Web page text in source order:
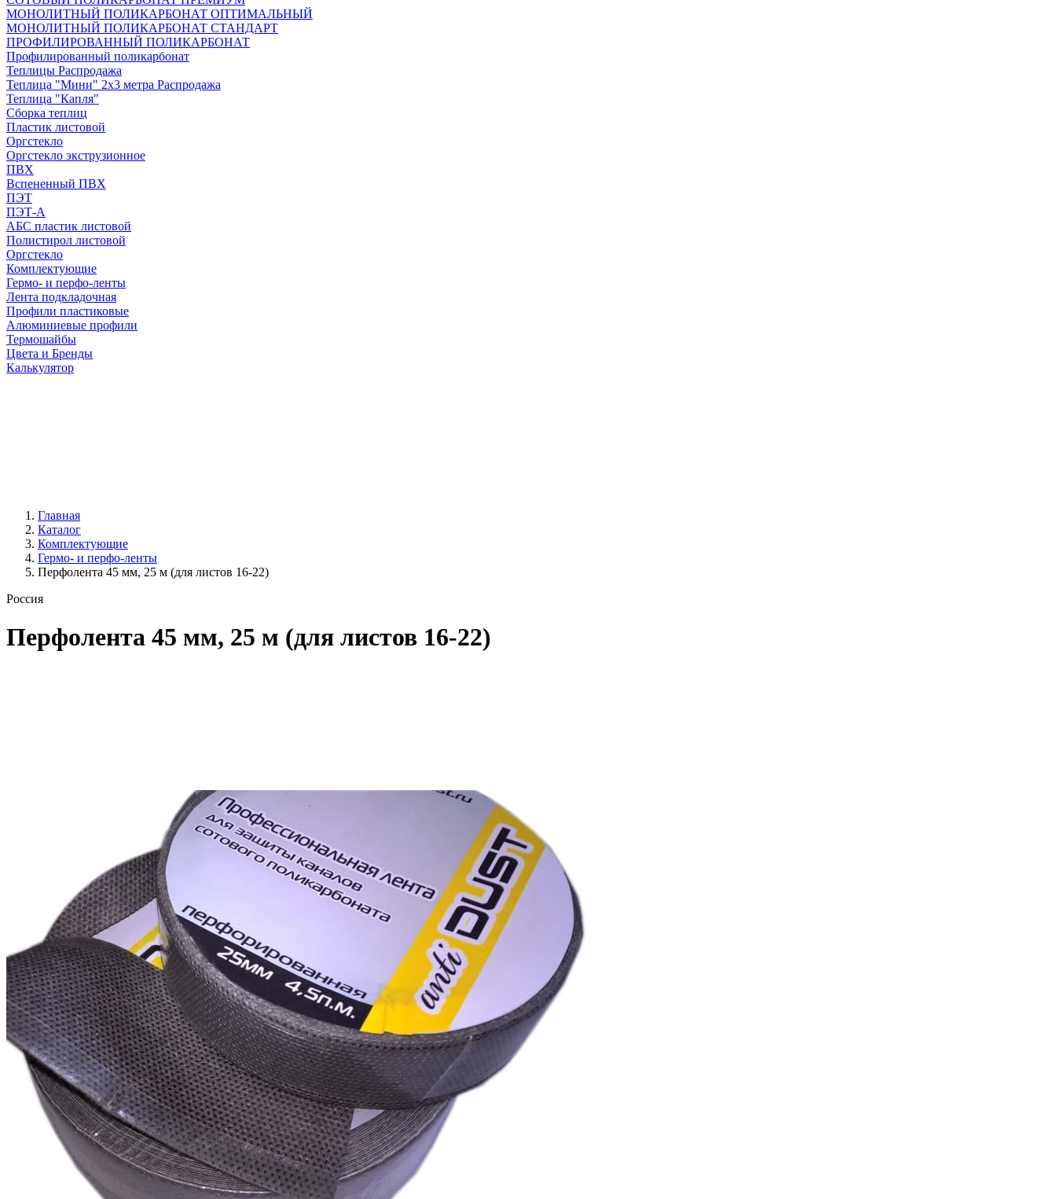
МОНОЛИТНЫЙ ПОЛИКАРБОНАТ ОПТИМАЛЬНЫЙ
МОНОЛИТНЫЙ ПОЛИКАРБОНАТ СТАНДАРТ
ПРОФИЛИРОВАННЫЙ ПОЛИКАРБОНАТ
Профилированный поликарбонат
Теплицы Распродажа
Теплица "Мини" 2х3 метра Распродажа
Теплица "Капля"
Сборка теплиц
Пластик листовой
Оргстекло
Оргстекло экструзионное
ПВХ
Вспененный ПВХ
ПЭТ
ПЭТ-А
АБС пластик листовой
Полистирол листовой
Оргстекло
Комплектующие
Гермо- и перфо-ленты
Лента подкладочная
Профили пластиковые
Алюминиевые профили
Термошайбы
Цвета и Бренды
Калькулятор
Главная
Каталог
Комплектующие
Гермо- и перфо-ленты
Перфолента 45 мм, 25 м (для листов 16-22)
Россия
Перфолента 45 мм, 25 м (для листов 16-22)